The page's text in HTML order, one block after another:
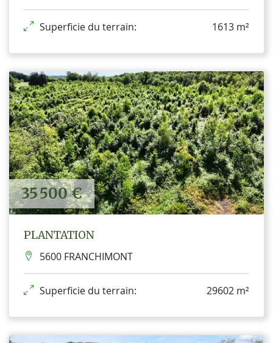
Superficie du terrain: 1613 m²
35 500 €
PLANTATION
5600 FRANCHIMONT
Superficie du terrain: 29602 m²